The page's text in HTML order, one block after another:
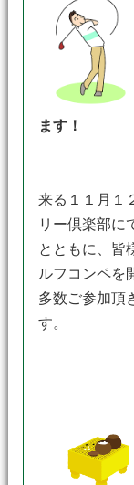
ます！
来る１１月１
リー倶楽部に
とともに、皆
ルフコンペを
多数ご参加頂
す。